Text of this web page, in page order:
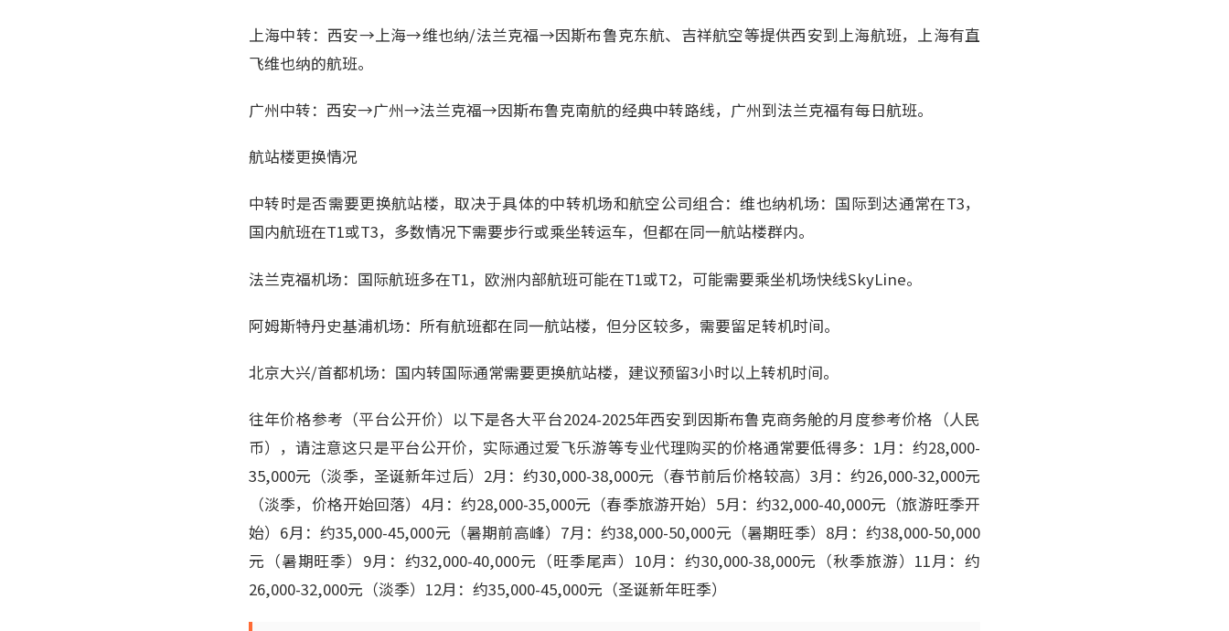
上海中转：西安→上海→维也纳/法兰克福→因斯布鲁克东航、吉祥航空等提供西安到上海航班，上海有直
飞维也纳的航班。
广州中转：西安→广州→法兰克福→因斯布鲁克南航的经典中转路线，广州到法兰克福有每日航班。
航站楼更换情况
中转时是否需要更换航站楼，取决于具体的中转机场和航空公司组合：维也纳机场：国际到达通常在T3，
国内航班在T1或T3，多数情况下需要步行或乘坐转运车，但都在同一航站楼群内。
法兰克福机场：国际航班多在T1，欧洲内部航班可能在T1或T2，可能需要乘坐机场快线SkyLine。
阿姆斯特丹史基浦机场：所有航班都在同一航站楼，但分区较多，需要留足转机时间。
北京大兴/首都机场：国内转国际通常需要更换航站楼，建议预留3小时以上转机时间。
往年价格参考（平台公开价）以下是各大平台2024-2025年西安到因斯布鲁克商务舱的月度参考价格（人民
币），请注意这只是平台公开价，实际通过爱飞乐游等专业代理购买的价格通常要低得多：1月：约28,000-
35,000元（淡季，圣诞新年过后）2月：约30,000-38,000元（春节前后价格较高）3月：约26,000-32,000元
（淡季，价格开始回落）4月：约28,000-35,000元（春季旅游开始）5月：约32,000-40,000元（旅游旺季开
始）6月：约35,000-45,000元（暑期前高峰）7月：约38,000-50,000元（暑期旺季）8月：约38,000-50,000
元（暑期旺季）9月：约32,000-40,000元（旺季尾声）10月：约30,000-38,000元（秋季旅游）11月：约
26,000-32,000元（淡季）12月：约35,000-45,000元（圣诞新年旺季）